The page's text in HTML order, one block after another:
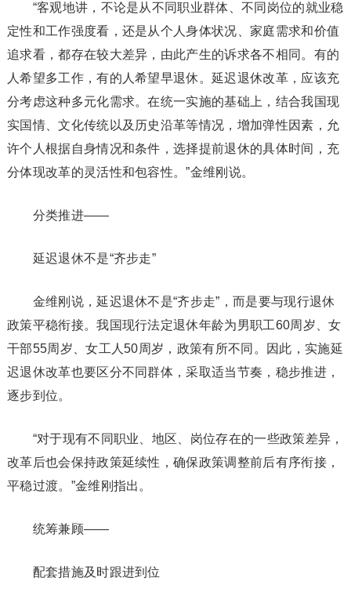
“客观地讲，不论是从不同职业群体、不同岗位的就业稳
定性和工作强度看，还是从个人身体状况、家庭需求和价值
追求看，都存在较大差异，由此产生的诉求各不相同。有的
人希望多工作，有的人希望早退休。延迟退休改革，应该充
分考虑这种多元化需求。在统一实施的基础上，结合我国现
实国情、文化传统以及历史沿革等情况，增加弹性因素，允
许个人根据自身情况和条件，选择提前退休的具体时间，充
分体现改革的灵活性和包容性。”金维刚说。
分类推进——
延迟退休不是“齐步走”
金维刚说，延迟退休不是“齐步走”，而是要与现行退休
政策平稳衔接。我国现行法定退休年龄为男职工60周岁、女
干部55周岁、女工人50周岁，政策有所不同。因此，实施延
迟退休改革也要区分不同群体，采取适当节奏，稳步推进，
逐步到位。
“对于现有不同职业、地区、岗位存在的一些政策差异，
改革后也会保持政策延续性，确保政策调整前后有序衔接，
平稳过渡。”金维刚指出。
统筹兼顾——
配套措施及时跟进到位